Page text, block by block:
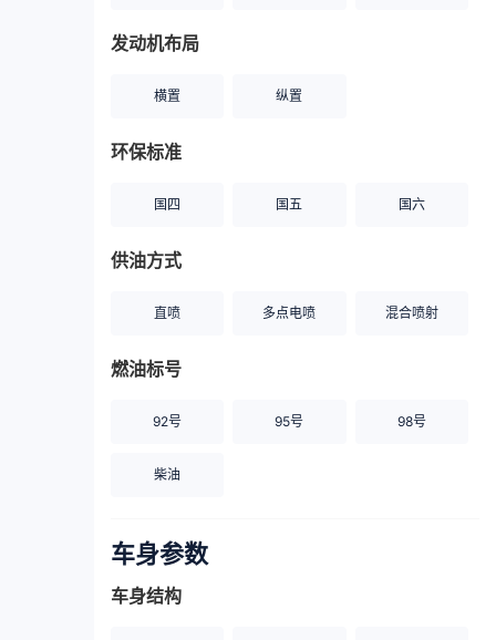
发动机布局
横置 纵置
环保标准
国四 国五 国六
供油方式
直喷 多点电喷 混合喷射
燃油标号
92号 95号 98号
柴油
车身参数
车身结构